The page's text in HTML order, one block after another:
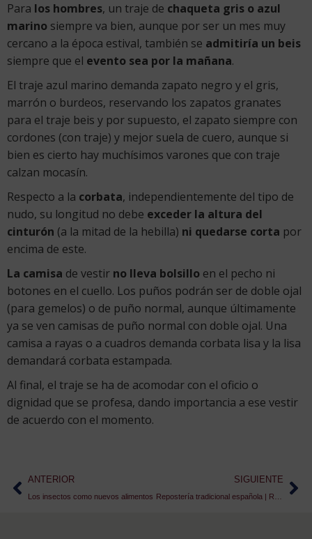
Para los hombres, un traje de chaqueta gris o azul
marino siempre va bien, aunque por ser un mes muy
cercano a la época estival, también se admitiría un beis
siempre que el evento sea por la mañana.
El traje azul marino demanda zapato negro y el gris,
marrón o burdeos, reservando los zapatos granates
para el traje beis y por supuesto, el zapato siempre con
cordones (con traje) y mejor suela de cuero, aunque si
bien es cierto hay muchísimos varones que con traje
calzan mocasín.
Respecto a la corbata, independientemente del tipo de
nudo, su longitud no debe exceder la altura del
cinturón (a la mitad de la hebilla) ni quedarse corta por
encima de este.
La camisa de vestir no lleva bolsillo en el pecho ni
botones en el cuello. Los puños podrán ser de doble ojal
(para gemelos) o de puño normal, aunque últimamente
ya se ven camisas de puño normal con doble ojal. Una
camisa a rayas o a cuadros demanda corbata lisa y la lisa
demandará corbata estampada.
Al final, el traje se ha de acomodar con el oficio o
dignidad que se profesa, dando importancia a ese vestir
de acuerdo con el momento.
ANTERIOR
Los insectos como nuevos alimentos
SIGUIENTE